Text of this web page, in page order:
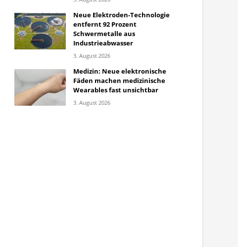
Neue Elektroden-Technologie
entfernt 92 Prozent
Schwermetalle aus
Industrieabwasser
3. August 2026
Medizin: Neue elektronische
Fäden machen medizinische
Wearables fast unsichtbar
3. August 2026